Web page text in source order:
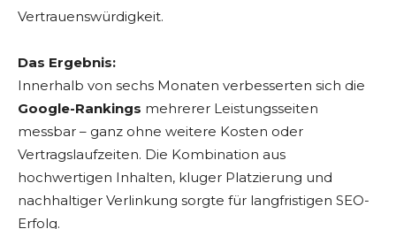
Vertrauenswürdigkeit.
Das Ergebnis:
Innerhalb von sechs Monaten verbesserten sich die
Google-Rankings mehrerer Leistungsseiten
messbar – ganz ohne weitere Kosten oder
Vertragslaufzeiten. Die Kombination aus
hochwertigen Inhalten, kluger Platzierung und
nachhaltiger Verlinkung sorgte für langfristigen SEO-
Erfolg.